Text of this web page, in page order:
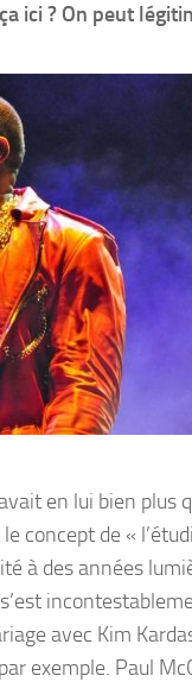
ici ? On peut
en lui bien
concept de «
à des années
avec Kim
exemple. Paul